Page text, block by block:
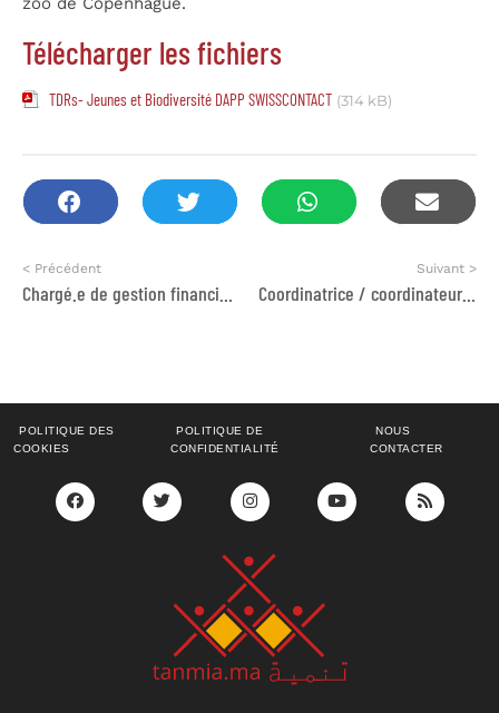
Télécharger les fichiers
TDRs- Jeunes et Biodiversité DAPP SWISSCONTACT (314 kB)
< Précédent Suivant >
Coordinatrice / coordinateur de programmes et projets
POLITIQUE DES
COOKIES
POLITIQUE DE
CONFIDENTIALITÉ
NOUS
CONTACTER